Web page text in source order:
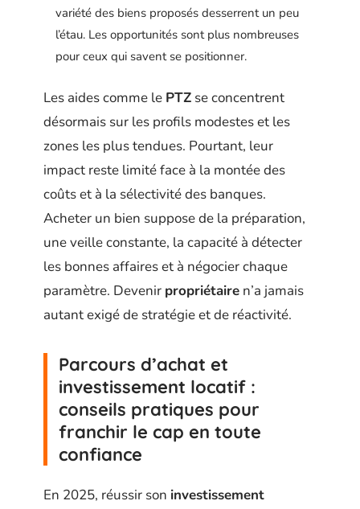
variété des biens proposés desserrent un peu
l’étau. Les opportunités sont plus nombreuses
pour ceux qui savent se positionner.
Les aides comme le PTZ se concentrent
désormais sur les profils modestes et les
zones les plus tendues. Pourtant, leur
impact reste limité face à la montée des
coûts et à la sélectivité des banques.
Acheter un bien suppose de la préparation,
une veille constante, la capacité à détecter
les bonnes affaires et à négocier chaque
paramètre. Devenir propriétaire n’a jamais
autant exigé de stratégie et de réactivité.
Parcours d’achat et
investissement locatif :
conseils pratiques pour
franchir le cap en toute
confiance
En 2025, réussir son investissement